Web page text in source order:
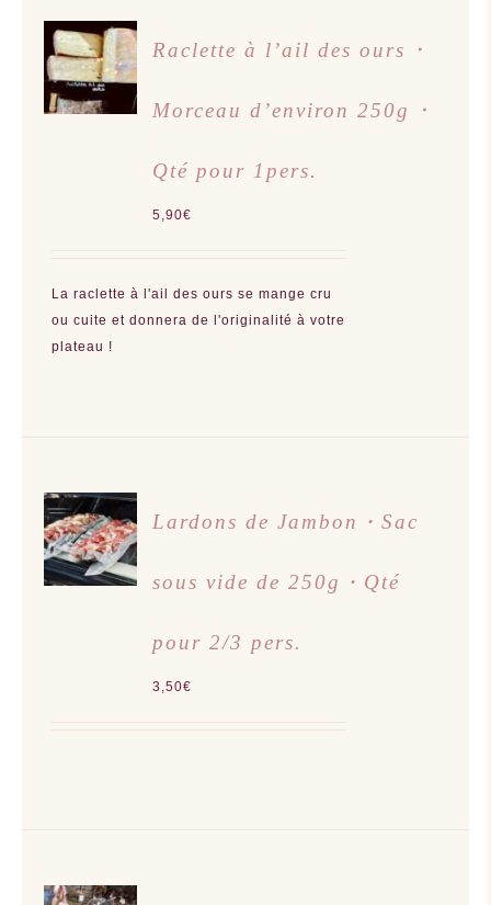
AJOUTER
AU
PANIER
/
DÉTAILS
Raclette à l’ail des ours ･
Morceau d’environ 250g ･
Qté pour 1pers.
5,90€
La raclette à l'ail des ours se mange cru
ou cuite et donnera de l'originalité à votre
plateau !
AJOUTER
AU
PANIER
/
DÉTAILS
Lardons de Jambon・Sac
sous vide de 250g・Qté
pour 2/3 pers.
3,50€
AJOUTER